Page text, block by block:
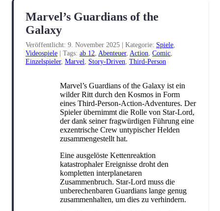
Marvel’s Guardians of the
Galaxy
Veröffentlicht: 9. November 2025 | Kategorie: Spiele
Videospiele | Tags: ab 12 Abenteuer, Action Comic
Einzelspieler, Marvel Story-Driven Third-Person
Marvel’s Guardians of the Galaxy ist ein
wilder Ritt durch den Kosmos in Form
eines Third-Person-Action-Adventures. Der
Spieler übernimmt die Rolle von Star-Lord,
der dank seiner fragwürdigen Führung eine
exzentrische Crew untypischer Helden
zusammengestellt hat.
Eine ausgelöste Kettenreaktion
katastrophaler Ereignisse droht den
kompletten interplanetaren
Zusammenbruch. Star-Lord muss die
unberechenbaren Guardians lange genug
zusammenhalten, um dies zu verhindern.